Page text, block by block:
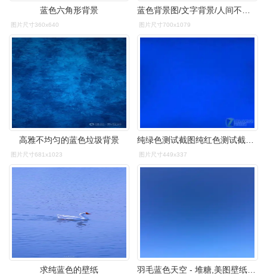
蓝色六角形背景
图片尺寸360x640
蓝色背景图/文字背景/人间不值得
图片尺寸700x1079
高雅不均匀的蓝色垃圾背景
图片尺寸681x1023 图片尺寸449x337
求纯蓝色的壁纸